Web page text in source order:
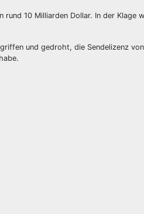
10 Milliarden Dollar. In der Klage
und gedroht, die Sendelizenz